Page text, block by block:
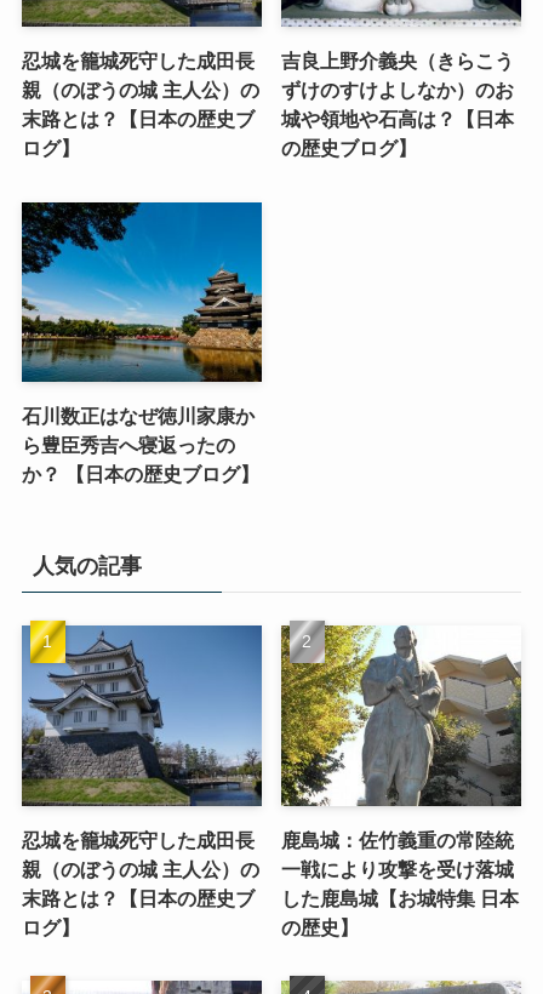
忍城を籠城死守した成田長
親（のぼうの城 主人公）の
末路とは？【日本の歴史ブ
ログ】
吉良上野介義央（きらこう
ずけのすけよしなか）のお
城や領地や石高は？【日本
の歴史ブログ】
石川数正はなぜ徳川家康か
ら豊臣秀吉へ寝返ったの
か？ 【日本の歴史ブログ】
人気の記事
忍城を籠城死守した成田長
親（のぼうの城 主人公）の
末路とは？【日本の歴史ブ
ログ】
鹿島城：佐竹義重の常陸統
一戦により攻撃を受け落城
した鹿島城【お城特集 日本
の歴史】